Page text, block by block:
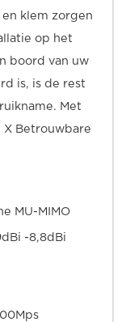
klem zorgen
op het
boord van uw
is, is de rest
Met
X Betrouwbare
MU-MIMO
-8,8dBi